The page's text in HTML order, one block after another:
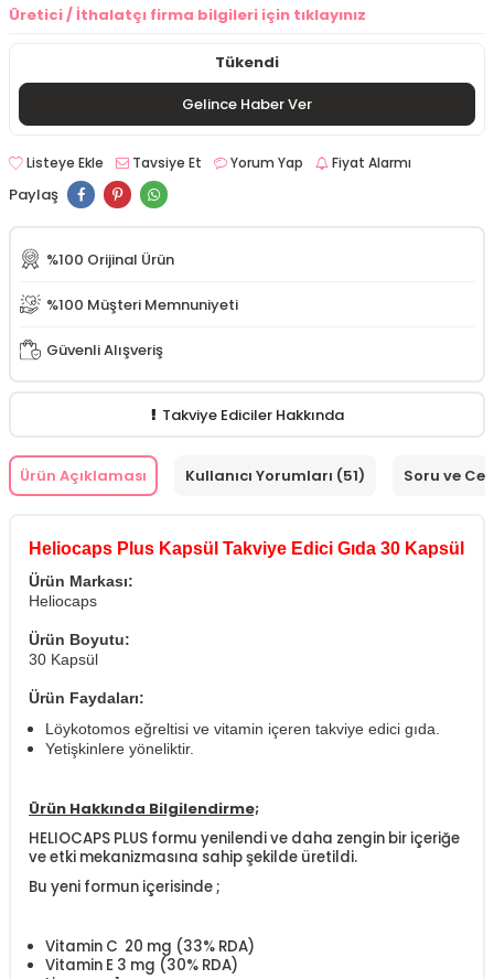
Üretici / İthalatçı firma bilgileri için tıklayınız
Tükendi
Gelince Haber Ver
Listeye Ekle Tavsiye Et Yorum Yap Fiyat Alarmı
Paylaş
%100 Orijinal Ürün
%100 Müşteri Memnuniyeti
Güvenli Alışveriş
Takviye Ediciler Hakkında
Ürün Açıklaması Kullanıcı Yorumları (51) Soru ve
Heliocaps Plus Kapsül Takviye Edici Gıda 30 Kapsül
Ürün Markası:
Heliocaps
Ürün Boyutu:
30 Kapsül
Ürün Faydaları:
Löykotomos eğreltisi ve vitamin içeren takviye edici gıda.
Yetişkinlere yöneliktir.
Ürün Hakkında Bilgilendirme;
HELIOCAPS PLUS formu yenilendi ve daha zengin bir içeriğe
ve etki mekanizmasına sahip şekilde üretildi.
Bu yeni formun içerisinde ;
Vitamin C 20 mg (33% RDA)
Vitamin E 3 mg (30% RDA)